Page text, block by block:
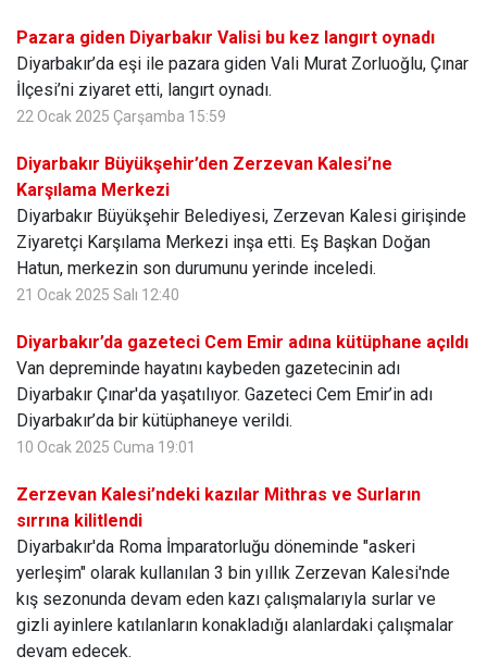
Pazara giden Diyarbakır Valisi bu kez langırt oynadı
Diyarbakır’da eşi ile pazara giden Vali Murat Zorluoğlu, Çınar
İlçesi’ni ziyaret etti, langırt oynadı.
22 Ocak 2025 Çarşamba 15:59
Diyarbakır Büyükşehir’den Zerzevan Kalesi’ne
Karşılama Merkezi
Diyarbakır Büyükşehir Belediyesi, Zerzevan Kalesi girişinde
Ziyaretçi Karşılama Merkezi inşa etti. Eş Başkan Doğan
Hatun, merkezin son durumunu yerinde inceledi.
21 Ocak 2025 Salı 12:40
Diyarbakır’da gazeteci Cem Emir adına kütüphane açıldı
Van depreminde hayatını kaybeden gazetecinin adı
Diyarbakır Çınar'da yaşatılıyor. Gazeteci Cem Emir’in adı
Diyarbakır’da bir kütüphaneye verildi.
10 Ocak 2025 Cuma 19:01
Zerzevan Kalesi’ndeki kazılar Mithras ve Surların
sırrına kilitlendi
Diyarbakır'da Roma İmparatorluğu döneminde "askeri
yerleşim" olarak kullanılan 3 bin yıllık Zerzevan Kalesi'nde
kış sezonunda devam eden kazı çalışmalarıyla surlar ve
gizli ayinlere katılanların konakladığı alanlardaki çalışmalar
devam edecek.